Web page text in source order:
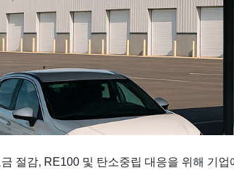
절감, RE100 및 탄소중립 대응을 위해 기